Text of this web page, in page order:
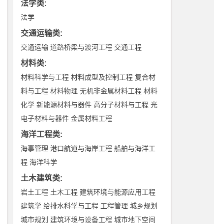
法学类:
法学
交通运输类:
交通运输 道路桥梁与渡河工程 交通工程
材料类:
材料科学与工程 材料成型及控制工程 复合材
料与工程 材料物理 无机非金属材料工程 材料
化学 新能源材料与器件 高分子材料与工程 光
电子材料与器件 金属材料工程
海洋工程类:
海事管理 港口航道与海岸工程 船舶与海洋工
程 海洋科学
土木建筑类:
岩土工程 土木工程 建筑环境与能源应用工程
建筑学 给排水科学与工程 工程管理 城乡规划
城市规划 建筑环境与设备工程 城市地下空间